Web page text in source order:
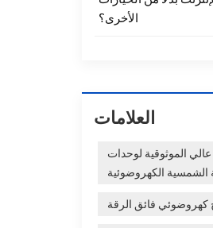
الأخرى؟
العلامات
الموثوقية لوحدات
الشمسية الكهروضوئية
كهروضوئي فائق الرقة